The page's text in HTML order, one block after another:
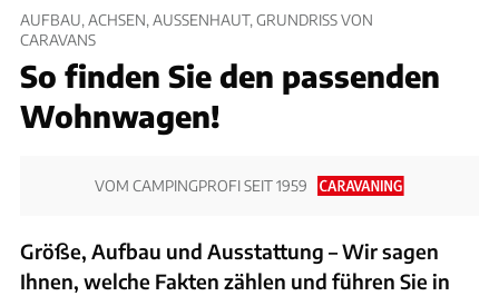
AUFBAU, ACHSEN, AUSSENHAUT, GRUNDRISS VON C
ARAVANS
So finden Sie den passenden
Wohnwagen!
VOM CAMPINGPROFI SEIT 1959
Größe, Aufbau und Ausstattung – Wir sagen
Ihnen, welche Fakten zählen und führen Sie in